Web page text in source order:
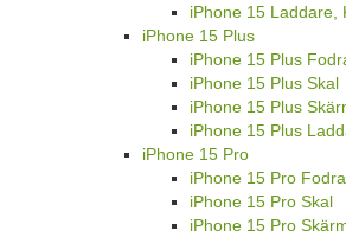
iPhone 15 Laddare,
iPhone 15 Plus
iPhone 15 Plus
iPhone 15 Plus Skal
iPhone 15 Plus
iPhone 15 Plus
iPhone 15 Pro
iPhone 15 Pro
iPhone 15 Pro Skal
iPhone 15 Pro